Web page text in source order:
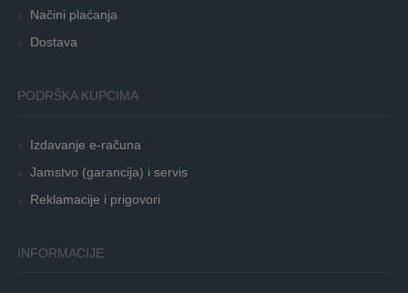
Načini plaćanja
Dostava
PODRŠKA KUPCIMA
Izdavanje e-računa
Jamstvo (garancija) i servis
Reklamacije i prigovori
INFORMACIJE